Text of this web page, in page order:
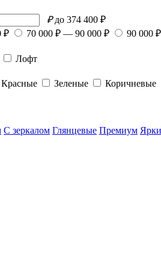
₽ до 374 400 ₽
₽ 70 000 ₽ — 90 000 ₽ 90 000
Лофт
Красные Зеленые Коричневые
С зеркалом Глянцевые Премиум